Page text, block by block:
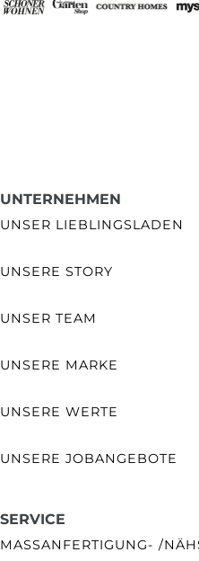
UNTERNEHMEN
UNSER LIEBLINGSLADEN
UNSERE STORY
UNSER TEAM
UNSERE MARKE
UNSERE WERTE
UNSERE JOBANGEBOTE
SERVICE
MASSANFERTIGUNG- /